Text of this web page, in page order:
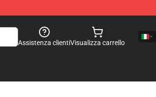
Assistenza clientiVisualizza carrello